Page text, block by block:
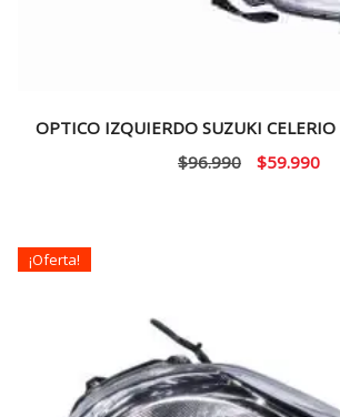
OPTICO IZQUIERDO SUZUKI
$96.990
El
$59.990El
¡Oferta!